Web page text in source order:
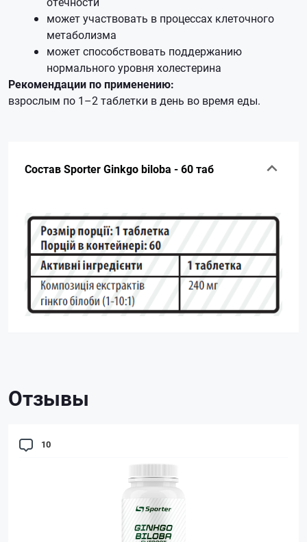
может участвовать в процессах клеточного
метаболизма
может способствовать поддержанию
нормального уровня холестерина
Рекомендации по применению:
взрослым по 1–2 таблетки в день во время еды.
Состав Sporter Ginkgo biloba - 60 таб
Отзывы
10